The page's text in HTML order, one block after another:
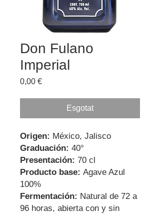
Don Fulano
Imperial
0,00 €Price
Esgotat
Origen: México, Jalisco
Graduación: 40°
Presentación: 70 cl
Producto base: Agave Azul
100%
Fermentación: Natural de 72 a
96 horas, abierta con y sin